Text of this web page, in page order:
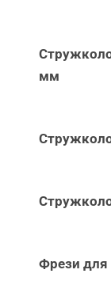
мм
Фрези для